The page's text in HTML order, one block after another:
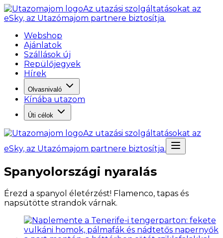
Az utazási szolgáltatásokat az
eSky, az Utazómajom partnere biztosítja.
Webshop
Ajánlatok
Szállások új
Repülőjegyek
Hírek
Olvasnivaló
Kínába utazom
Úti célok
Az utazási szolgáltatásokat az
eSky, az Utazómajom partnere biztosítja.
Spanyolországi nyaralás
Érezd a spanyol életérzést! Flamenco, tapas és
napsütötte strandok várnak.